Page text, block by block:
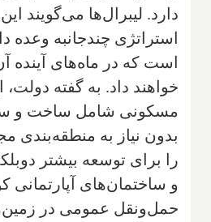
دارد. لیبرال‌ها می‌گویند
استراتژی چندجانبه
است که در ماه‌های آینده
خواهند داد. به گفته دولت،
مسکونی شامل ساخت و ساز
بدون نیاز به منطقه‌بندی
را برای توسعه بیشتر
و ساختمان‌های آپارتمانی
حمل‌ونقل عمومی در